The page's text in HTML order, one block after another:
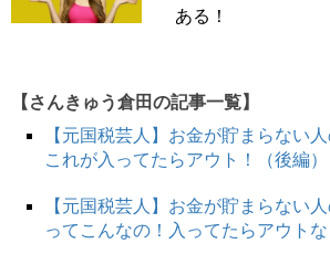
1
ある！
【さんきゅう倉田の記事一覧】
【元国税芸人】お金が貯まらない
これが入ってたらアウト！（後編）
【元国税芸人】お金が貯まらない
ってこんなの！入ってたらアウト